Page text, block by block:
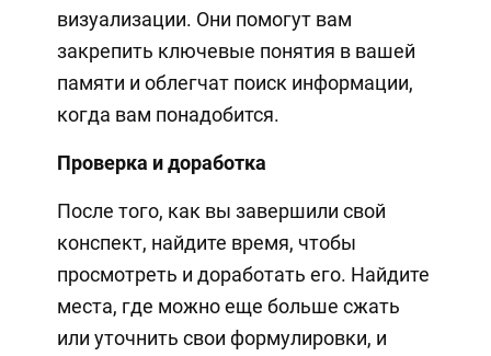
визуализации. Они помогут вам
закрепить ключевые понятия в вашей
памяти и облегчат поиск информации,
когда вам понадобится.
Проверка и доработка
После того, как вы завершили свой
конспект, найдите время, чтобы
просмотреть и доработать его. Найдите
места, где можно еще больше сжать
или уточнить свои формулировки, и